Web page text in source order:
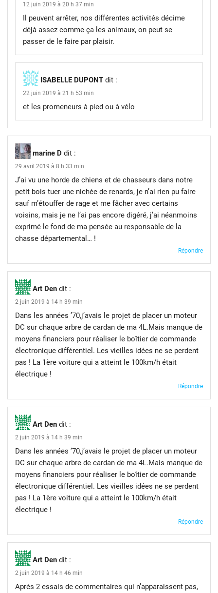
12 juin 2019 à 20 h 37 min
Il peuvent arrêter, nos différentes activités décime
déjà assez comme ça les animaux, on peut se
passer de le faire par plaisir.
ISABELLE DUPONT dit :
22 juin 2019 à 21 h 53 min
et les promeneurs à pied ou à vélo
marine D dit :
29 avril 2019 à 8 h 33 min
J’ai vu une horde de chiens et de chasseurs dans notre
petit bois tuer une nichée de renards, je n’ai rien pu faire
sauf m’étouffer de rage et me fâcher avec certains
voisins, mais je ne l’ai pas encore digéré, j’ai néanmoins
exprimé le fond de ma pensée au responsable de la
chasse départemental… !
Répondre
Art Den dit :
2 juin 2019 à 14 h 39 min
Dans les années ’70,j’avais le projet de placer un moteur
DC sur chaque arbre de cardan de ma 4L.Mais manque de
moyens financiers pour réaliser le boîtier de commande
électronique différentiel. Les vieilles idées ne se perdent
pas ! La 1ère voiture qui a atteint le 100km/h était
électrique !
Répondre
Art Den dit :
2 juin 2019 à 14 h 39 min
Dans les années ’70,j’avais le projet de placer un moteur
DC sur chaque arbre de cardan de ma 4L.Mais manque de
moyens financiers pour réaliser le boîtier de commande
électronique différentiel. Les vieilles idées ne se perdent
pas ! La 1ère voiture qui a atteint le 100km/h était
électrique !
Répondre
Art Den dit :
2 juin 2019 à 14 h 46 min
Après 2 essais de commentaires qui n’apparaissent pas,